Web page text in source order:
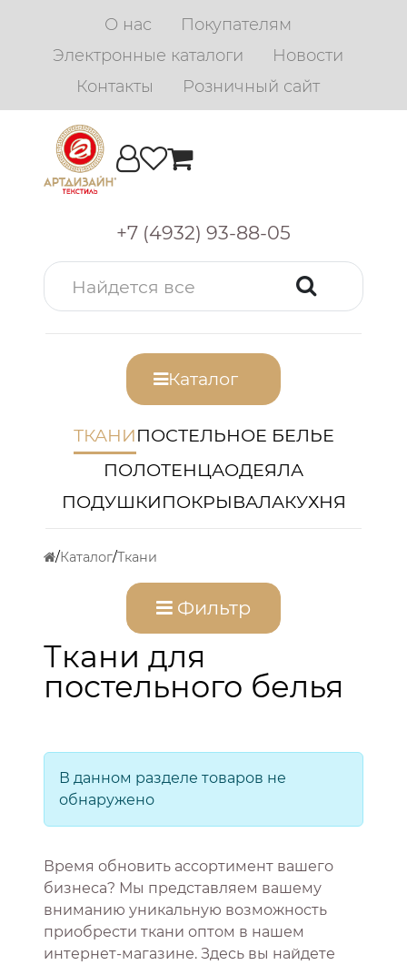
О нас
Покупателям
Электронные каталоги
Новости
Контакты
Розничный сайт
+7 (4932) 93-88-05
Каталог
ТКАНИПОСТЕЛЬНОЕ БЕЛЬЕ
ПОЛОТЕНЦАОДЕЯЛА
ПОДУШКИПОКРЫВАЛАКУХНЯ
Каталог Ткани
Фильтр
Ткани для
постельного белья
В данном разделе товаров не
обнаружено
Время обновить ассортимент вашего
бизнеса? Мы представляем вашему
вниманию уникальную возможность
приобрести ткани оптом в нашем
интернет-магазине. Здесь вы найдете